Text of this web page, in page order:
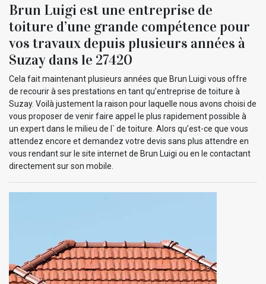
Brun Luigi est une entreprise de
toiture d’une grande compétence pour
vos travaux depuis plusieurs années à
Suzay dans le 27420
Cela fait maintenant plusieurs années que Brun Luigi vous offre
de recourir à ses prestations en tant qu’entreprise de toiture à
Suzay. Voilà justement la raison pour laquelle nous avons choisi de
vous proposer de venir faire appel le plus rapidement possible à
un expert dans le milieu de l` de toiture. Alors qu’est-ce que vous
attendez encore et demandez votre devis sans plus attendre en
vous rendant sur le site internet de Brun Luigi ou en le contactant
directement sur son mobile.